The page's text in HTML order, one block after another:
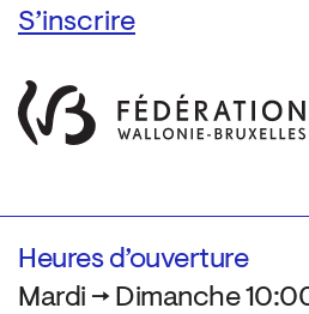
Heures d’ouverture
Mardi → Dimanche